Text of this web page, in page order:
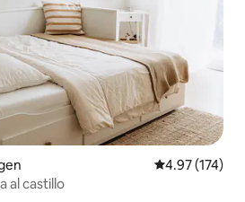
Calificación
4.97 (174)
al castillo